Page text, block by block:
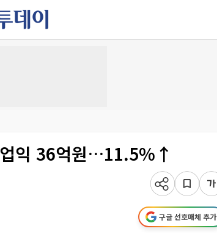
업익 36억원…11.5%↑
구글 선호매체 추가